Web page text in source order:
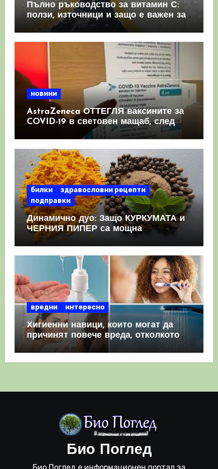
Пълно ръководство за витамин С:
ползи, източници и защо е важен за
имунната система
новини
AstraZeneca ОТТЕГЛЯ ваксините за
COVID-19 в световен мащаб, след
като призна, че те причиняват
билки
здравословни рецепти
подправки
Динамично дуо: Защо КУРКУМАТА и
ЧЕРНИЯ ПИПЕР са мощна
комбинация
вредни интересно
Хигиенни навици, които могат да
причинят повече вреда, отколкото
полза
Био Поглед